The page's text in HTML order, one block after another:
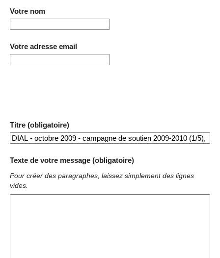
Votre nom
Votre adresse email
Titre (obligatoire)
Texte de votre message (obligatoire)
Pour créer des paragraphes, laissez simplement des lignes
vides.